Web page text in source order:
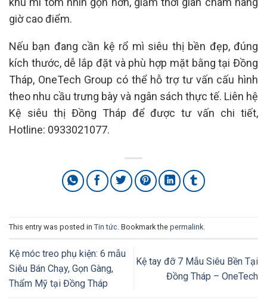
giờ cao điểm.
Nếu bạn đang cần kệ rổ mì siêu thị bền đẹp, đúng
kích thước, dễ lắp đặt và phù hợp mặt bằng tại Đồng
Tháp, OneTech Group có thể hỗ trợ tư vấn cấu hình
theo nhu cầu trưng bày và ngân sách thực tế. Liên hệ
Kệ siêu thị Đồng Tháp để được tư vấn chi tiết,
Hotline: 0933021077.
This entry was posted in Tin tức. Bookmark the permalink.
Kệ móc treo phụ kiện: 6 mẫu
Siêu Bán Chạy, Gọn Gàng,
Thẩm Mỹ tại Đồng Tháp
Kệ tay đỡ 7 Mẫu Siêu Bền Tại
Đồng Tháp – OneTech